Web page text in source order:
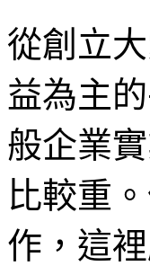
從創立
益為主
般企業
比較重
作，這